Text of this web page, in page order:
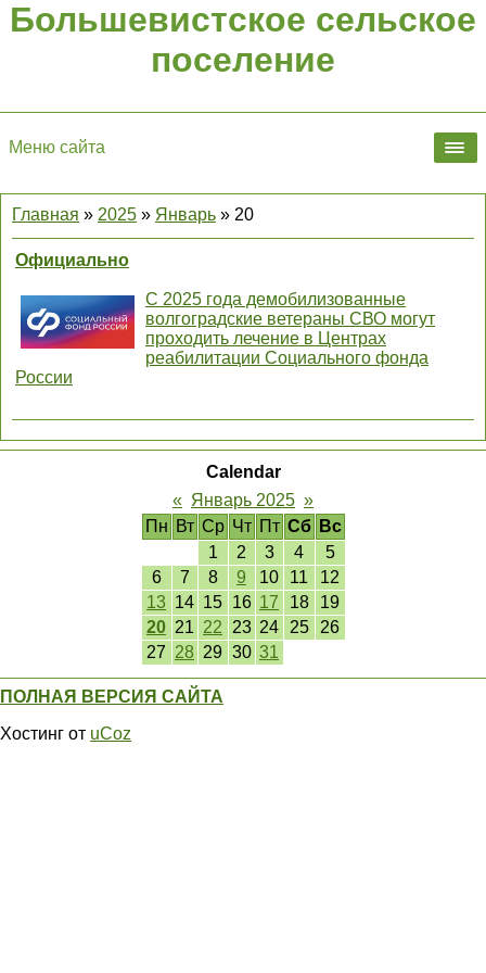
Большевистское сельское
поселение
Меню сайта
Главная » 2025 » Январь » 20
Официально
С 2025 года демобилизованные
волгоградские ветераны СВО могут
проходить лечение в Центрах
реабилитации Социального фонда
России
Calendar
« Январь 2025 »
Пн Вт Ср Чт Пт Сб
Вс
1
2 3 4
5
6
7 8 9 10 11
12
13 14 15 16 17 18
19
20 21 22 23 24 25
26
27 28 29 30 31
ПОЛНАЯ ВЕРСИЯ САЙТА
Хостинг от uCoz